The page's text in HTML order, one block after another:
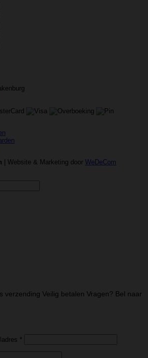
| Website & Marketing door WeDeCom
verzending Veilig betalen Vragen? Bel naar
*